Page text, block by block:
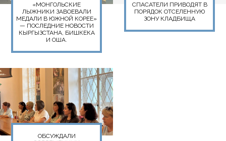
«МОНГОЛЬСКИЕ
ЛЫЖНИКИ ЗАВОЕВАЛИ
МЕДАЛИ В ЮЖНОЙ КОРЕЕ»
— ПОСЛЕДНИЕ НОВОСТИ
КЫРГЫЗСТАНА, БИШКЕКА
И ОША.
СПАСАТЕЛИ ПРИВОДЯТ В
ПОРЯДОК ОТСЕЛЕННУЮ
ЗОНУ КЛАДБИЩА
ОБСУЖДАЛИ